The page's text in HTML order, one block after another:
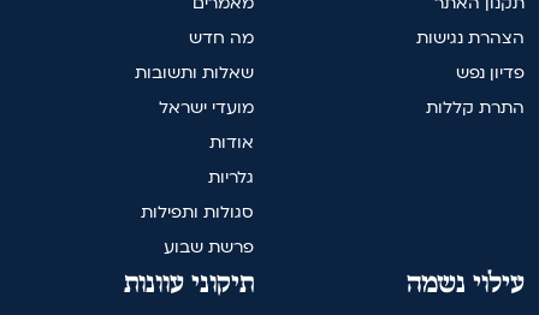
מה חדש
שאלות ותשובות
מועדי ישראל
אודות
גלריות
סגולות ותפילות
פרשת שבוע
הצהרת נגישות
פדיון נפש
התרת קללות
תיקוני עוונות עילוי נשמה